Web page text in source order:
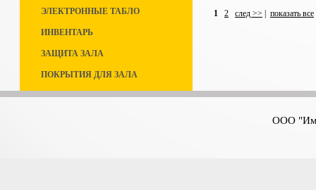
ЭЛЕКТРОННЫЕ ТАБЛО
ИНВЕНТАРЬ
ЗАЩИТА ЗАЛА
ПОКРЫТИЯ ДЛЯ ЗАЛА
1 2 след >> показать все
ООО